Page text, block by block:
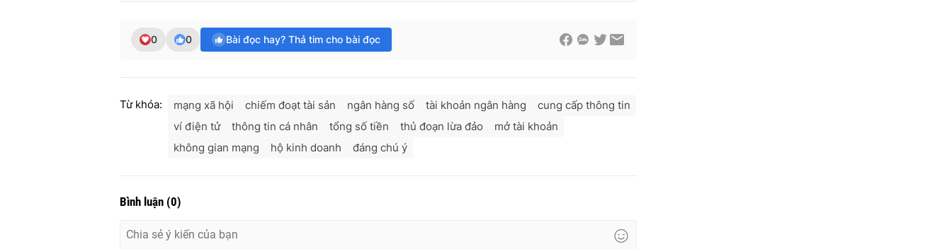
0 0 Bài đọc hay? Thả tim cho bài đọc
Từ khóa: mạng xã hội chiếm đoạt tài sản ngân hàng số tài khoản ngân hàng
cung cấp thông tin
ví điện tử
thông tin cá nhân tổng số tiền thủ đoạn lừa đảo
mở tài khoản
không gian mạng
hộ kinh doanh đáng chú ý
Bình luận (0)